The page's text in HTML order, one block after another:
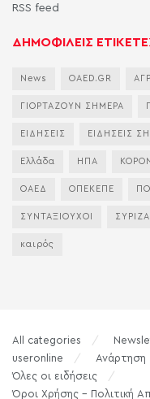
RSS feed
ΔΗΜΟΦΙΛΕΙΣ
News OAED.GR
ΓΙΟΡΤΑΖΟΥΝ ΣΗΜΕΡΑ
ΕΙΔΗΣΕΙΣ ΕΙΔΗΣΕΙΣ
Ελλάδα ΗΠΑ
ΟΑΕΔ ΟΠΕΚΕΠΕ
ΣΥΝΤΑΞΙΟΥΧΟΙ ΣΥΡΙΖΑ
καιρός
All categories
useronline
Ανάρτηση
Όλες οι ειδήσεις
Όροι Χρήσης – Πολιτική